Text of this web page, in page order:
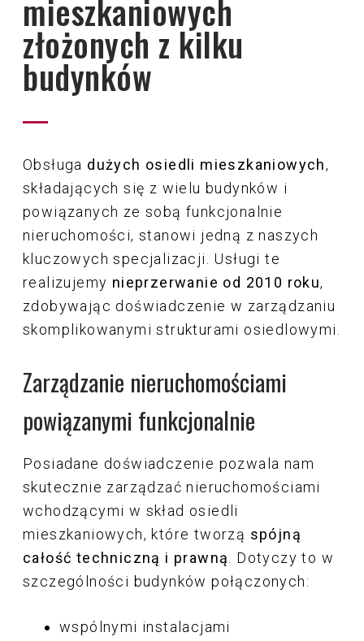
Audyty wspólnoty mieszkaniowej
Obsługa Techniczna Nieruchomości
Obsługa wspólnot w okresie gwarancji
Konsultacje i szkolenia dla zarządów
wspólnot
Szkolenia dla osób poszukujących
Obsługa dużych osiedli mieszkaniowych
złożonych z kilku budynków
Prowadzenie zarządu sądowego oraz
zarządzanie obiektami użyteczności
publicznej
mieszkaniowych
złożonych z kilku
budynków
Obsługa dużych osiedli mieszkaniowych,
składających się z wielu budynków i
powiązanych ze sobą funkcjonalnie
nieruchomości, stanowi jedną z naszych
kluczowych specjalizacji. Usługi te
realizujemy nieprzerwanie od 2010 roku,
zdobywając doświadczenie w zarządzaniu
skomplikowanymi strukturami osiedlowymi.
Zarządzanie nieruchomościami
powiązanymi funkcjonalnie
Posiadane doświadczenie pozwala nam
skutecznie zarządzać nieruchomościami
wchodzącymi w skład osiedli
mieszkaniowych, które tworzą spójną
całość techniczną i prawną
. Dotyczy to w
szczególności budynków połączonych:
wspólnymi instalacjami